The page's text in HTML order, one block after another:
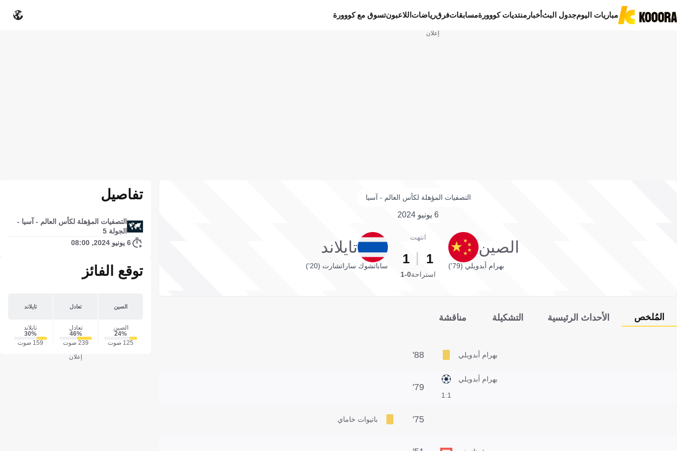
مباريات اليومجدول البثأخبار منتديات كووورةمسابقاتفرقرياضات اللاعبونتسوق مع كووورة
إعلان
التصفيات المؤهلة لكأس العالم - آسيا
6 يونيو 2024
الصين
بهرام أبدويلي (79')
انتهت
1
1
تايلاند
ساباتشوك ساراتشارت (20')
استراحة0-1
المُلخص الأحداث الرئيسية التشكيلة مناقشة
بهرام أبدويلي 88'
1:1
بهرام أبدويلي
79'
باتيوات خاماي 75'
تفاصيل
التصفيات المؤهلة لكأس العالم - آسيا -
الجولة 5
6 يونيو 2024, 08:00
توقع الفائز
الصين تعادل تايلاند
الصين
24‎%‎
125 صوت
تعادل
46‎%‎
239 صوت
تايلاند
30‎%‎
159 صوت
إعلان